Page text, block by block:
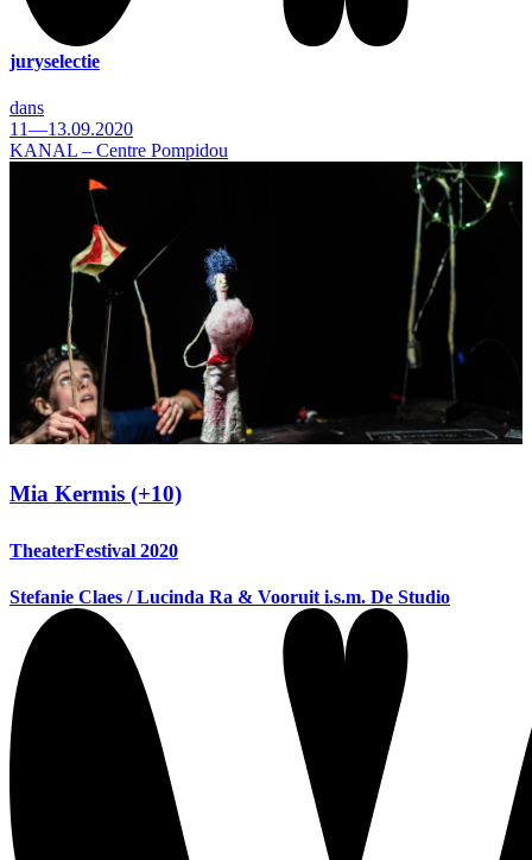
juryselectie
dans
11—13.09.2020
KANAL – Centre Pompidou
Mia Kermis (+10)
TheaterFestival 2020
Stefanie Claes / Lucinda Ra & Vooruit i.s.m. De Studio